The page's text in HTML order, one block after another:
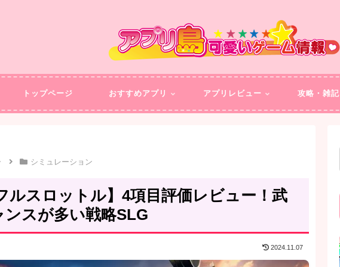
トップページ おすすめアプリ アプリレビュー 攻略・雑記
シミュレーション
ルスロットル】4項目評価レビュー！武
スが多い戦略SLG
2024.11.07